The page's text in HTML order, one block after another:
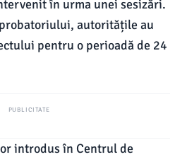
în urma unei sesizări.
autoritățile au
pentru o perioadă de 24
PUBLICITATE
introdus în Centrul de